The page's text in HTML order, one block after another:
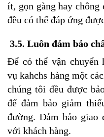
ít, gọn gàng hay chông
đều có thể đáp ứng
3.5. Luôn đảm bảo
Để có thể vận chuyển
vụ kahchs hàng một
chúng tôi đều được
để đảm bảo giảm
đường. Đảm bảo giao
với khách hàng.